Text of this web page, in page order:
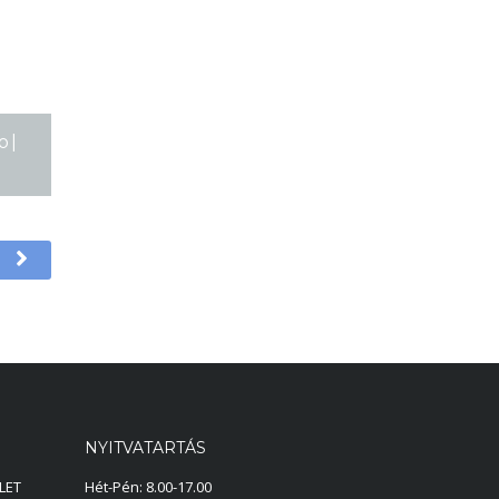
|
NYITVATARTÁS
Hét-Pén: 8.00-17.00